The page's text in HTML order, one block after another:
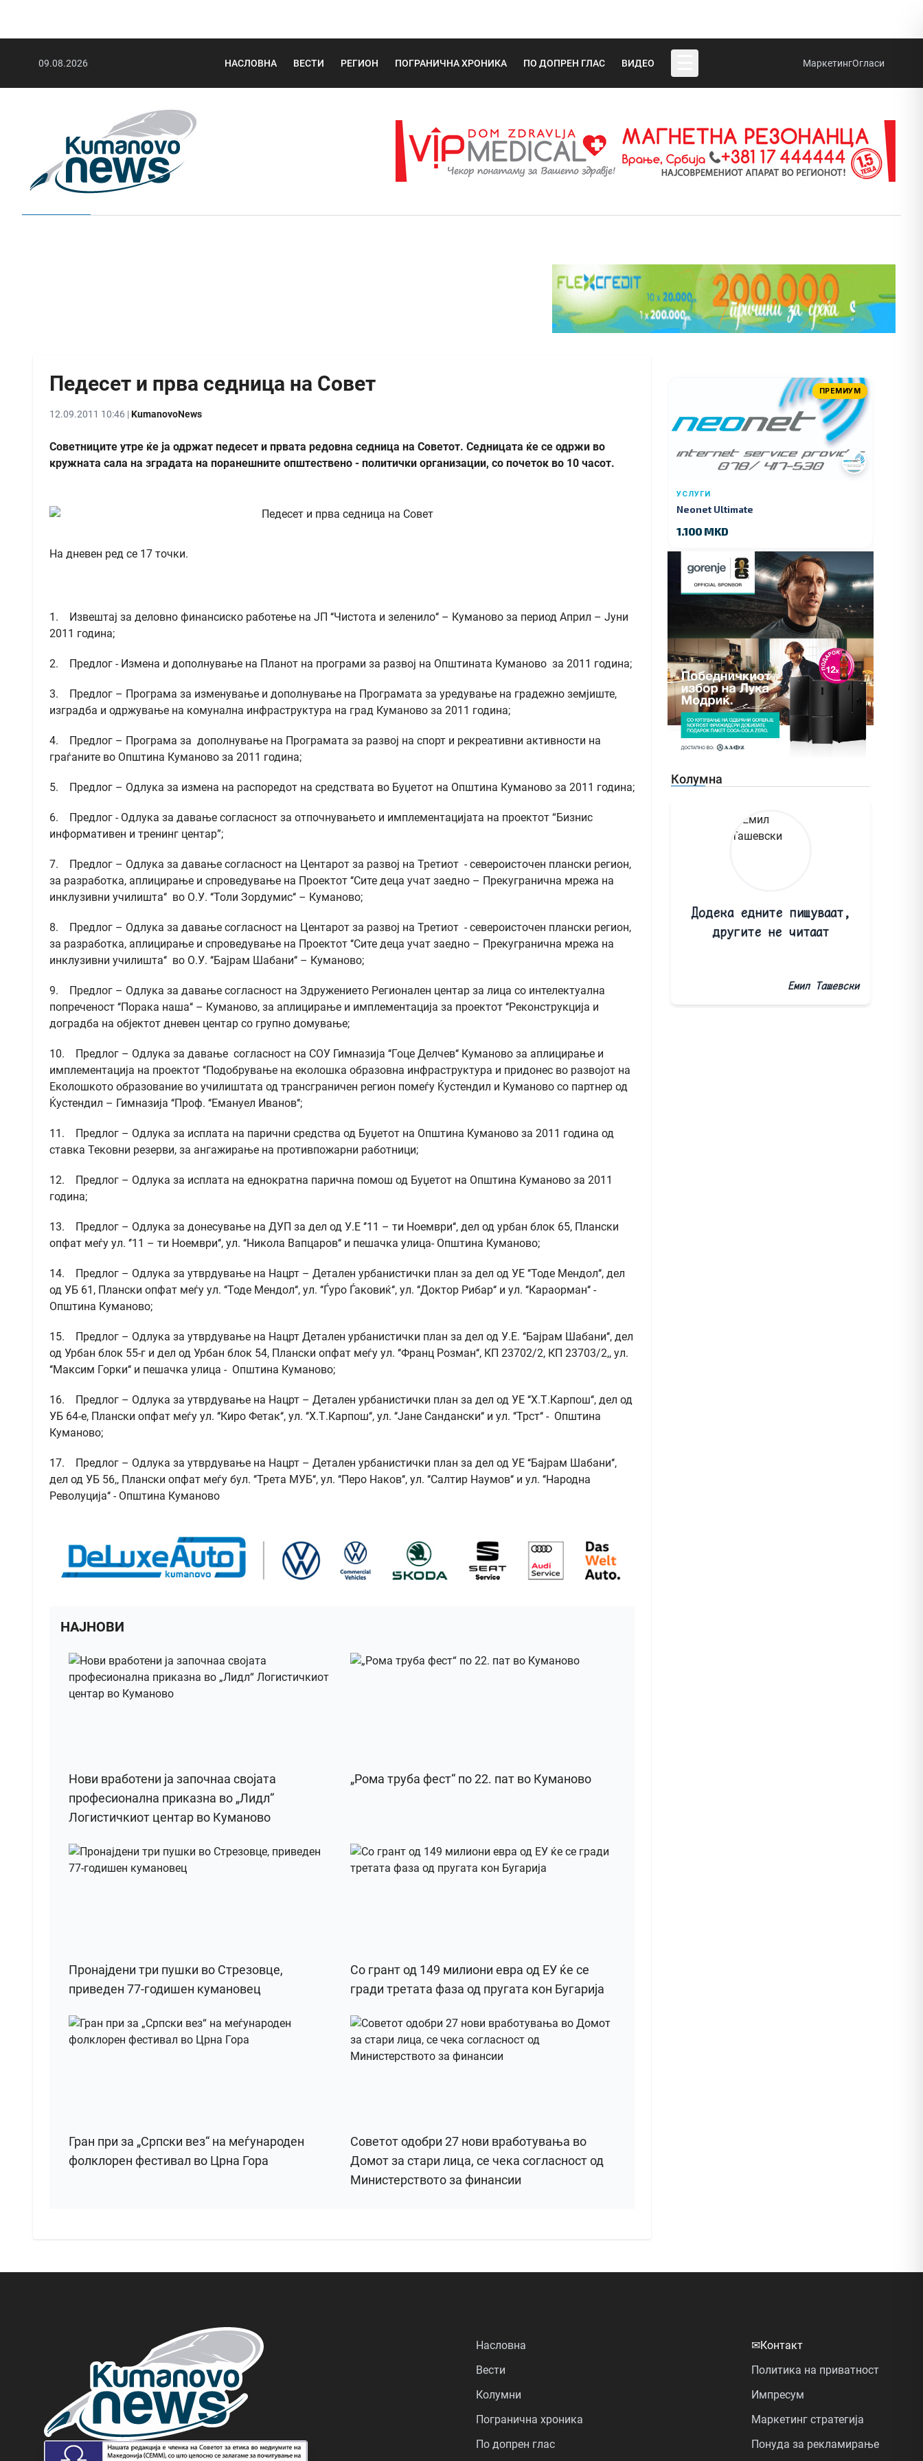
09.08.2026 НАСЛОВНА ВЕСТИ РЕГИОН ПОГРАНИЧНА ХРОНИКА ПО ДОПРЕН ГЛАС ВИДЕО МаркетингОгласи
Педесет и прва седница на Совет
12.09.2011 10:46 |KumanovoNews
Советниците утре ќе ја одржат педесет и првата редовна седница на Советот. Седницата ќе се одржи во
кружната сала на зградата на поранешните општествено - политички организации, со почеток во 10 часот.
На дневен ред се 17 точки.
1. Извештај за деловно финансиско работење на ЈП ‘‘Чистота и зеленило‘‘ – Куманово за период Април – Јуни
2011 година;
2. Предлог - Измена и дополнување на Планот на програми за развој на Општината Куманово за 2011 година;
3. Предлог – Програма за изменување и дополнување на Програмата за уредување на градежно земјиште,
изградба и одржување на комунална инфраструктура на град Куманово за 2011 година;
4. Предлог – Програма за дополнување на Програмата за развој на спорт и рекреативни активности на
граѓаните во Општина Куманово за 2011 година;
5. Предлог – Одлука за измена на распоредот на средствата во Буџетот на Општина Куманово за 2011 година;
6. Предлог - Одлука за давање согласност за oтпочнувањето и имплементацијата на проектот “Бизнис
информативен и тренинг центар”;
7. Предлог – Одлука за давање согласност на Центарот за развој на Третиот - североисточен плански регион,
за разработка, аплицирање и спроведување на Проектот ‘‘Сите деца учат заедно – Прекугранична мрежа на
инклузивни училишта‘‘ во О.У. ‘‘Толи Зордумис‘‘ – Куманово;
8. Предлог – Одлука за давање согласност на Центарот за развој на Третиот - североисточен плански регион,
за разработка, аплицирање и спроведување на Проектот ‘‘Сите деца учат заедно – Прекугранична мрежа на
инклузивни училишта‘‘ во О.У. ‘‘Бајрам Шабани‘‘ – Куманово;
9. Предлог – Одлука за давање согласност на Здружението Регионален центар за лица со интелектуална
попреченост ‘‘Порака наша‘‘ – Куманово, за аплицирање и имплементација за проектот ‘‘Реконструкција и
доградба на објектот дневен центар со групно домување;
10. Предлог – Одлука за давање согласност на СОУ Гимназија ‘‘Гоце Делчев‘‘ Куманово за аплицирање и
имплементација на проектот ‘‘Подобрување на еколошка образовна инфраструктура и придонес во развојот на
Еколошкото образование во училиштата од трансграничен регион помеѓу Ќустендил и Куманово со партнер од
Ќустендил – Гимназија ‘‘Проф. ‘‘Емануел Иванов‘‘;
11. Предлог – Одлука за исплата на парични средства од Буџетот на Општина Куманово за 2011 година од
ставка Тековни резерви, за ангажирање на противпожарни работници;
12. Предлог – Одлука за исплата на еднократна парична помош од Буџетот на Општина Куманово за 2011
година;
13. Предлог – Одлука за донесување на ДУП за дел од У.Е ‘’11 – ти Ноември‘‘, дел од урбан блок 65, Плански
опфат меѓу ул. ‘’11 – ти Ноември‘‘, ул. ‘‘Никола Вапцаров‘‘ и пешачка улица- Општина Куманово;
14. Предлог – Одлука за утврдување на Нацрт – Детален урбанистички план за дел од УЕ ‘‘Тоде Мендол‘‘, дел
од УБ 61, Плански опфат меѓу ул. ‘‘Тоде Мендол‘‘, ул. ‘‘Ѓуро Ѓаковиќ‘‘, ул. ‘‘Доктор Рибар‘‘ и ул. ‘‘Караорман‘‘ -
Општина Куманово;
15. Предлог – Одлука за утврдување на Нацрт Детален урбанистички план за дел од У.Е. ‘‘Бајрам Шабани‘‘, дел
од Урбан блок 55-г и дел од Урбан блок 54, Плански опфат меѓу ул. ‘‘Франц Розман‘‘, КП 23702/2, КП 23703/2,, ул.
‘‘Максим Горки‘‘ и пешачка улица - Општина Куманово;
16. Предлог – Одлука за утврдување на Нацрт – Детален урбанистички план за дел од УЕ ‘‘Х.Т.Карпош‘‘, дел од
УБ 64-е, Плански опфат меѓу ул. ‘‘Киро Фетак‘‘, ул. ‘‘Х.Т.Карпош‘‘, ул. ‘‘Јане Сандански‘‘ и ул. ‘‘Трст‘‘ - Општина
Куманово;
17. Предлог – Одлука за утврдување на Нацрт – Детален урбанистички план за дел од УЕ ‘‘Бајрам Шабани‘‘,
дел од УБ 56,, Плански опфат меѓу бул. ‘‘Трета МУБ‘‘, ул. ‘‘Перо Наков‘‘, ул. ‘‘Салтир Наумов‘‘ и ул. ‘‘Народна
Револуција‘‘ - Општина Куманово
НАЈНОВИ
Нови вработени ја започнаа својата
професионална приказна во „Лидл“
Логистичкиот центар во Куманово
„Рома труба фест“ по 22. пат во Куманово
Пронајдени три пушки во Стрезовце,
приведен 77-годишен кумановец
Со грант од 149 милиони евра од ЕУ ќе се
гради третата фаза од пругата кон Бугарија
Гран при за „Српски вез“ на меѓународен
фолклорен фестивал во Црна Гора
Советот одобри 27 нови вработувања во
Домот за стари лица, се чека согласност од
Министерството за финансии
ПРЕМИУМ
УСЛУГИ
Neonet Ultimate
1.100 MKD
Колумна
Додека едните пишуваат,
другите не читаат
Емил Ташевски
Насловна
Вести
Колумни
Погранична хроника
По допрен глас
✉Контакт
Политика на приватност
Импресум
Маркетинг стратегија
Понуда за рекламирање